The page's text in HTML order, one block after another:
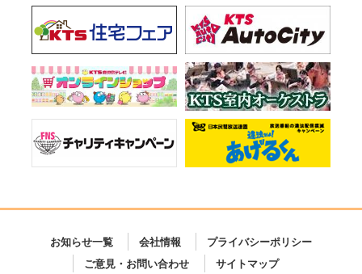
お知らせ一覧 会社情報
プライバシーポリシー
ご意見・お問い合わせ
サイトマップ